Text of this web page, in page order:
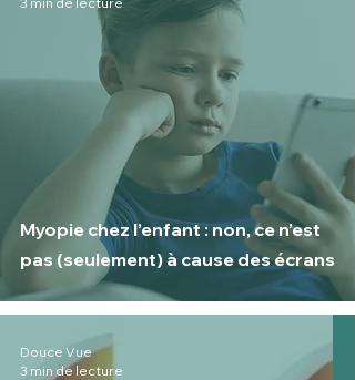
Myopie chez l’enfant : non, ce n’est
pas (seulement) à cause des écrans
Douce Vue
3 min de lecture